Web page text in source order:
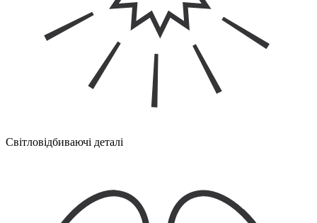
Світловідбиваючі деталі